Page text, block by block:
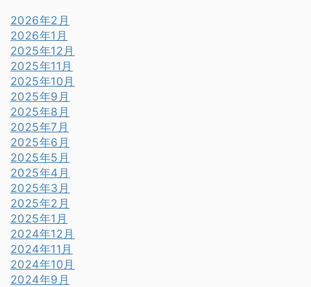
2026年2月
2026年1月
2025年12月
2025年11月
2025年10月
2025年9月
2025年8月
2025年7月
2025年6月
2025年5月
2025年4月
2025年3月
2025年2月
2025年1月
2024年12月
2024年11月
2024年10月
2024年9月